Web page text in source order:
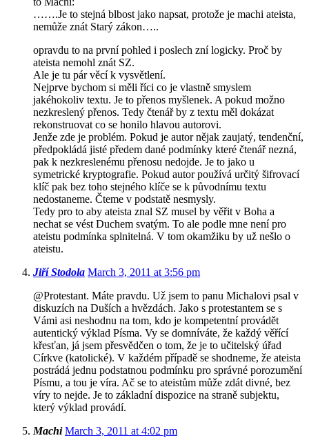
…….Je to stejná blbost jako napsat, protože je machi ateista,
nemůže znát Starý zákon…..
opravdu to na první pohled i poslech zní logicky. Proč by
ateista nemohl znát SZ.
Ale je tu pár věcí k vysvětlení.
Nejprve bychom si měli říci co je vlastně smyslem
jakéhokoliv textu. Je to přenos myšlenek. A pokud možno
nezkreslený přenos. Tedy čtenář by z textu měl dokázat
rekonstruovat co se honilo hlavou autorovi.
Jenže zde je problém. Pokud je autor nějak zaujatý, tendenční,
předpokládá jisté předem dané podmínky které čtenář nezná,
pak k nezkreslenému přenosu nedojde. Je to jako u
symetrické kryptografie. Pokud autor používá určitý šifrovací
klíč pak bez toho stejného klíče se k původnímu textu
nedostaneme. Čteme v podstatě nesmysly.
Tedy pro to aby ateista znal SZ musel by věřit v Boha a
nechat se vést Duchem svatým. To ale podle mne není pro
ateistu podmínka splnitelná. V tom okamžiku by už nešlo o
ateistu.
Jiří Stodola March 3, 2011 at 3:56 pm
@Protestant. Máte pravdu. Už jsem to panu Michalovi psal v
diskuzích na Duších a hvězdách. Jako s protestantem se s
Vámi asi neshodnu na tom, kdo je kompetentní provádět
autentický výklad Písma. Vy se domníváte, že každý věřící
křesťan, já jsem přesvědčen o tom, že je to učitelský úřad
Církve (katolické). V každém případě se shodneme, že ateista
postrádá jednu podstatnou podmínku pro správné porozumění
Písmu, a tou je víra. Ač se to ateistům může zdát divné, bez
víry to nejde. Je to základní dispozice na straně subjektu,
který výklad provádí.
Machi March 3, 2011 at 4:02 pm